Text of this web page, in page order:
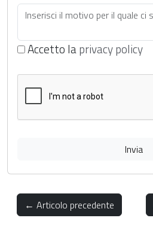
Accetto laprivacy policy
Invia
← Articolo precedente